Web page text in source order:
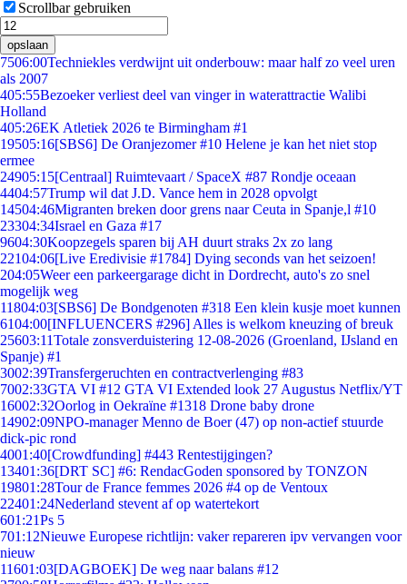
Scrollbar gebruiken
opslaan
7506:00Techniekles verdwijnt uit onderbouw: maar half zo veel uren
als 2007
405:55Bezoeker verliest deel van vinger in waterattractie Walibi
Holland
405:26EK Atletiek 2026 te Birmingham #1
19505:16[SBS6] De Oranjezomer #10 Helene je kan het niet stop
ermee
24905:15[Centraal] Ruimtevaart / SpaceX #87 Rondje oceaan
4404:57Trump wil dat J.D. Vance hem in 2028 opvolgt
14504:46Migranten breken door grens naar Ceuta in Spanje,l #10
23304:34Israel en Gaza #17
9604:30Koopzegels sparen bij AH duurt straks 2x zo lang
22104:06[Live Eredivisie #1784] Dying seconds van het seizoen!
204:05Weer een parkeergarage dicht in Dordrecht, auto's zo snel
mogelijk weg
11804:03[SBS6] De Bondgenoten #318 Een klein kusje moet kunnen
6104:00[INFLUENCERS #296] Alles is welkom kneuzing of breuk
25603:11Totale zonsverduistering 12-08-2026 (Groenland, IJsland en
Spanje) #1
3002:39Transfergeruchten en contractverlenging #83
7002:33GTA VI #12 GTA VI Extended look 27 Augustus Netflix/YT
16002:32Oorlog in Oekraïne #1318 Drone baby drone
14902:09NPO-manager Menno de Boer (47) op non-actief stuurde
dick-pic rond
4001:40[Crowdfunding] #443 Rentestijgingen?
13401:36[DRT SC] #6: RendacGoden sponsored by TONZON
19801:28Tour de France femmes 2026 #4 op de Ventoux
22401:24Nederland stevent af op watertekort
601:21Ps 5
701:12Nieuwe Europese richtlijn: vaker repareren ipv vervangen voor
nieuw
11601:03[DAGBOEK] De weg naar balans #12